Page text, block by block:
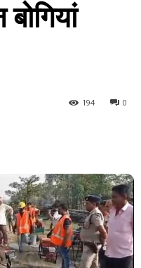
0
194